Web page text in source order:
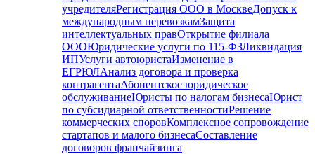
учредителяРегистрация ООО в МосквеДопуск к
международным перевозкамЗащита
интеллектуальных правОткрытие филиала
ОООЮридические услуги по 115-ФЗЛиквидация
ИПУслуги автоюристаИзменение в
ЕГРЮЛАнализ договора и проверка
контрагентаАбонентское юридическое
обслуживаниеЮристы по налогам бизнесаЮрист
по субсидиарной ответственностиРешение
коммерческих споровКомплексное сопровождение
стартапов и малого бизнесаСоставление
договоров франчайзинга